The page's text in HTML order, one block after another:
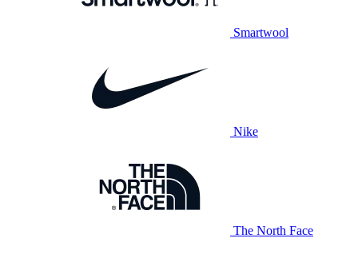
Smartwool
Nike
The North Face